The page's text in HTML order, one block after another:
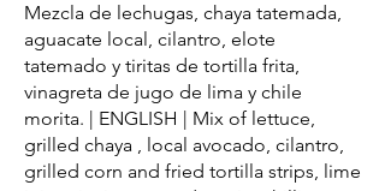
Mezcla de lechugas, chaya tatemada,
aguacate local, cilantro, elote
tatemado y tiritas de tortilla frita,
vinagreta de jugo de lima y chile
morita. | ENGLISH | Mix of lettuce,
grilled chaya , local avocado, cilantro,
grilled corn and fried tortilla strips, lime